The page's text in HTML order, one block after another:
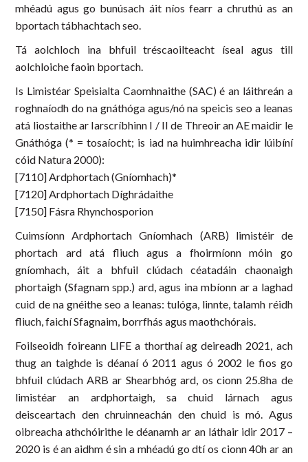
mhéadú agus go bunúsach áit níos fearr a chruthú as an
bportach tábhachtach seo.
Tá aolchloch ina bhfuil tréscaoilteacht íseal agus till
aolchloiche faoin bportach.
Is Limistéar Speisialta Caomhnaithe (SAC) é an láithreán a
roghnaíodh do na gnáthóga agus/nó na speicis seo a leanas
atá liostaithe ar Iarscríbhinn I / II de Threoir an AE maidir le
Gnáthóga (* = tosaíocht; is iad na huimhreacha idir lúibíní
cóid Natura 2000):
[7110] Ardphortach (Gníomhach)*
[7120] Ardphortach Díghrádaithe
[7150] Fásra Rhynchosporion
Cuimsíonn Ardphortach Gníomhach (ARB) limistéir de
phortach ard atá fliuch agus a fhoirmíonn móin go
gníomhach, áit a bhfuil clúdach céatadáin chaonaigh
phortaigh (Sfagnam spp.) ard, agus ina mbíonn ar a laghad
cuid de na gnéithe seo a leanas: tulóga, linnte, talamh réidh
fliuch, faichí Sfagnaim, borrfhás agus maothchórais.
Foilseoidh foireann LIFE a thorthaí ag deireadh 2021, ach
thug an taighde is déanaí ó 2011 agus ó 2002 le fios go
bhfuil clúdach ARB ar Shearbhóg ard, os cionn 25.8ha de
limistéar an ardphortaigh, sa chuid lárnach agus
deisceartach den chruinneachán den chuid is mó. Agus
oibreacha athchóirithe le déanamh ar an láthair idir 2017 –
2020 is é an aidhm é sin a mhéadú go dtí os cionn 40h ar an